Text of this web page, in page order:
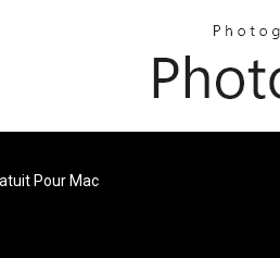
Pour Mac